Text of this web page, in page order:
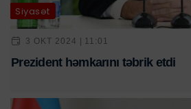
Siyasət
3 OKT 2024 | 11:01
Prezident həmkarını təbrik etdi